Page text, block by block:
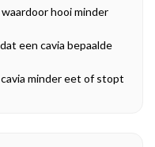
hooi minder
een cavia bepaalde
minder eet of stopt